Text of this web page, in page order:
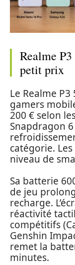
Realme
petit prix
Le Realme P3
gamers
200 € selon
Snapdragon
catégorie.
niveau de
Sa batterie
de jeu
recharge.
réactivité
compétitifs
Genshin
remet la
minutes.